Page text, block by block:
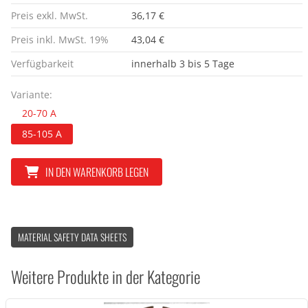
Preis exkl. MwSt.
36,17 €
Preis inkl. MwSt. 19%
43,04 €
Verfügbarkeit
innerhalb 3 bis 5 Tage
Variante:
20-70 A
85-105 A
IN DEN WARENKORB LEGEN
MATERIAL SAFETY DATA SHEETS
Weitere Produkte in der Kategorie